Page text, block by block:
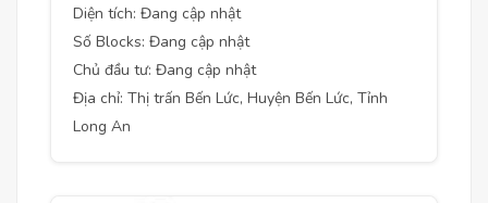
Diện tích: Đang cập nhật
Số Blocks: Đang cập nhật
Chủ đầu tư: Đang cập nhật
Địa chỉ: Thị trấn Bến Lức, Huyện Bến Lức, Tỉnh
Long An